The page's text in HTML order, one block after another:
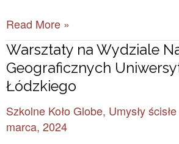
Read More »
Warsztaty na Wydziale
Geograficznych
Łódzkiego
Szkolne Koło Globe, Umysły ścisłe
marca, 2024
Warsztaty
na
Wydziale
Nauk
Geograficznych
Uniwersytetu